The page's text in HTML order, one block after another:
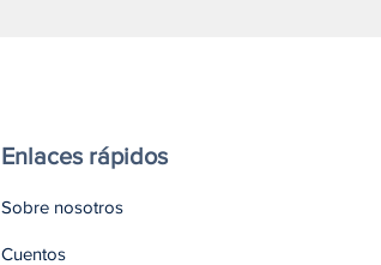
Enlaces rápidos
Sobre nosotros
Cuentos